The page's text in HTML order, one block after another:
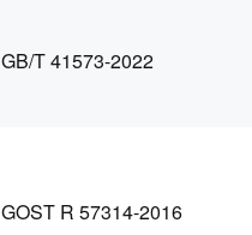
GB/T 41573-2022
GOST R 57314-2016